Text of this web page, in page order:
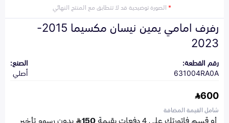
*الصورة توضيحية قد لا تتطابق مع المنتج النهائي
رفرف امامي يمين نيسان مكسيما 2015-
2023
رقم القطعة:
631004RA0A
الصنع:
أصلي
600
شامل القيمة المضافة